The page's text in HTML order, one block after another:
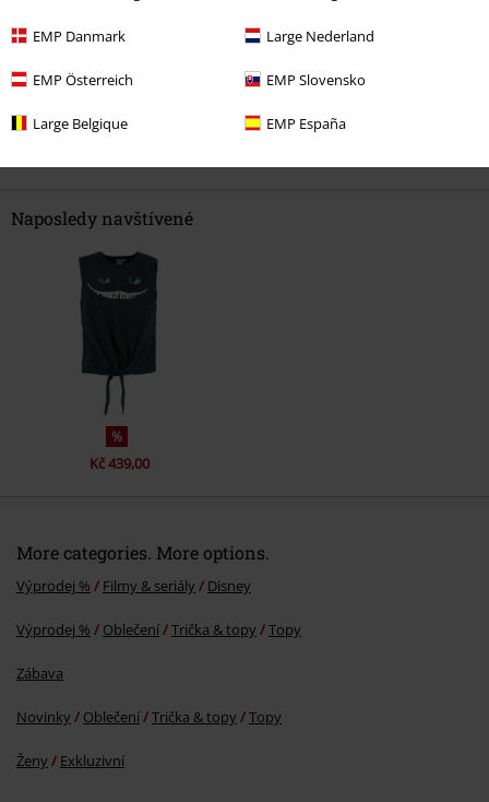
EMP Danmark Large Nederland
EMP Österreich EMP Slovensko
Large Belgique EMP España
Naposledy navštívené
%
Kč 439,00
More categories. More options.
Výprodej % Filmy & seriály Disney
Výprodej % Oblečení Trička & topy Topy
Zábava
Novinky Oblečení Trička & topy Topy
Ženy Exkluzivní